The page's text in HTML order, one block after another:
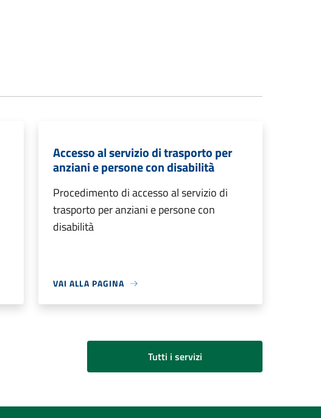
Accesso al servizio di trasporto per
anziani e persone con disabilità
Procedimento di accesso al servizio di
trasporto per anziani e persone con
disabilità
VAI ALLA PAGINA
Tutti i servizi